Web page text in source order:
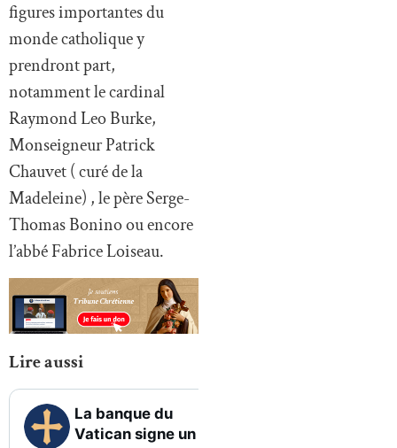
figures importantes du
monde catholique y
prendront part,
notamment le cardinal
Raymond Leo Burke,
Monseigneur Patrick
Chauvet ( curé de la
Madeleine) , le père Serge-
Thomas Bonino ou encore
l’abbé Fabrice Loiseau.
Lire aussi